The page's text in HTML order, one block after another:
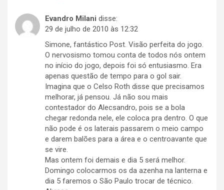
Evandro Milani disse:
29 de julho de 2010 às 12:32
Simone, fantástico Post. Visão perfeita do jogo.
O nervosismo tomou conta de todos nós ontem
no início do jogo, depois foi só entusiasmo. Era
apenas questão de tempo para o gol sair.
Imagina que o Celso Roth disse que precisamos
melhorar, já pensou. Já não sou mais
contestador do Alecsandro, pois se a bola
chegar redonda nele, ele coloca pra dentro. O que
não pode é os laterais passarem o meio campo
e darem balões para a área e o centroavante que
se vire.
Mas ontem foi demais e dia 5 será melhor.
Domingo colocarmos os da azenha na lanterna e
dia 5 faremos o São Paulo trocar de técnico.